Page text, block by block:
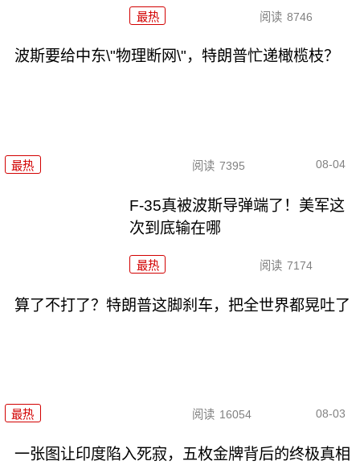
最热 阅读 8746
波斯要给中东\"物理断网\"，特朗普忙递橄榄枝？
最热 阅读 7395 08-04
F-35真被波斯导弹端了！美军这
次到底输在哪
最热 阅读 7174
算了不打了？特朗普这脚刹车，把全世界都晃吐了
最热 阅读 16054 08-03
一张图让印度陷入死寂，五枚金牌背后的终极真相